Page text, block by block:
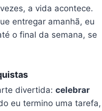
a vida acontece.
entregar amanhã, eu
o final da semana, se
divertida:celebrar
eu termino uma tarefa,